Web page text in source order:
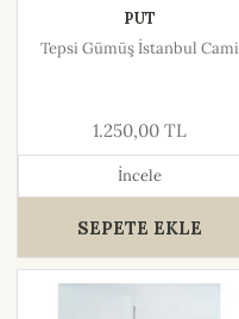
PUT
Tepsi Gümüş İstanbul Cami
1.250,00 TL
İncele
SEPETE EKLE